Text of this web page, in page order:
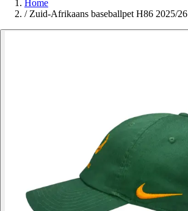
Home
/ Zuid-Afrikaans baseballpet H86 2025/26